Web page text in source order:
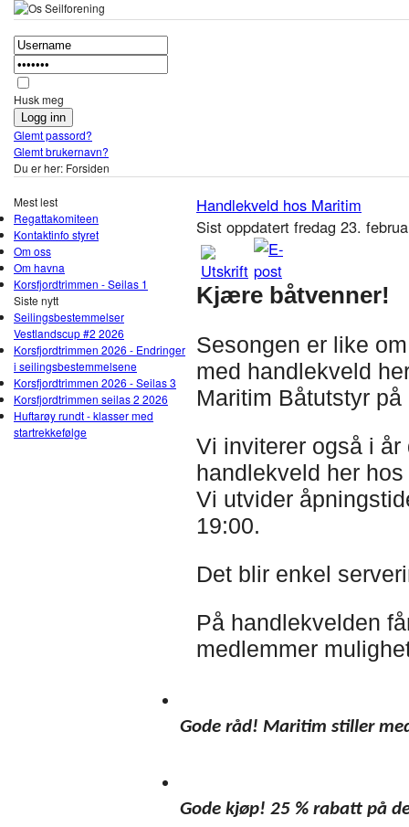
Husk meg
Glemt passord?
Glemt brukernavn?
Du er her: Forsiden
Mest lest
Regattakomiteen
Kontaktinfo styret
Om oss
Om havna
Korsfjordtrimmen - Seilas 1
Siste nytt
Seilingsbestemmelser
Vestlandscup #2 2026
Korsfjordtrimmen 2026 - Endringer
i seilingsbestemmelsene
Korsfjordtrimmen 2026 - Seilas 3
Korsfjordtrimmen seilas 2 2026
Huftarøy rundt - klasser med
startrekkefølge
Handlekveld hos Maritim
Sist oppdatert fredag 23.
Kjære båtvenner!
Sesongen er like
med handlekveld
Maritim Båtutstyr
Vi inviterer også i
handlekveld her
Vi utvider
19:00.
Det blir enkel
På handlekvelden
medlemmer
Gode råd! Maritim stiller
Gode kjøp! 25 % rabatt på